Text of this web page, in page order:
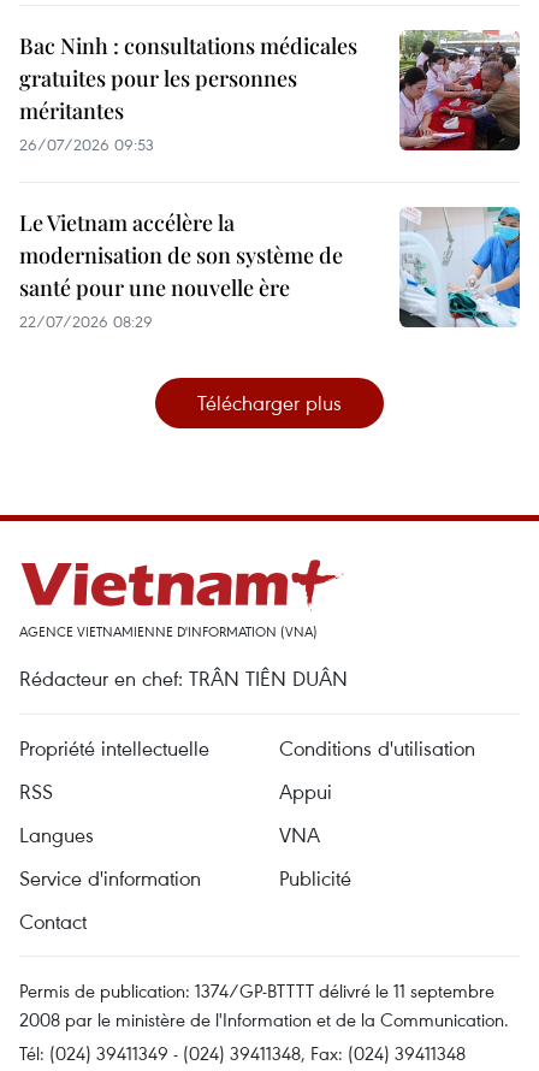
Bac Ninh : consultations médicales
gratuites pour les personnes
méritantes
26/07/2026 09:53
Le Vietnam accélère la
modernisation de son système de
santé pour une nouvelle ère
22/07/2026 08:29
Télécharger plus
AGENCE VIETNAMIENNE D'INFORMATION (VNA)
Rédacteur en chef: TRÂN TIÊN DUÂN
Propriété intellectuelle
Conditions d'utilisation
RSS
Appui
Langues
VNA
Service d'information
Publicité
Contact
Permis de publication: 1374/GP-BTTTT délivré le 11 septembre
2008 par le ministère de l'Information et de la Communication.
Tél: (024) 39411349 - (024) 39411348, Fax: (024) 39411348